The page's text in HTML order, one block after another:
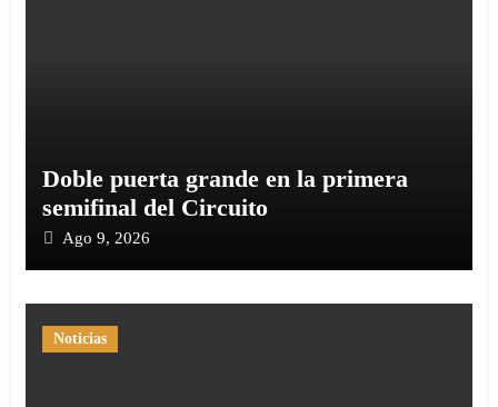
Doble puerta grande en la primera
semifinal del Circuito
Ago 9, 2026
Noticias